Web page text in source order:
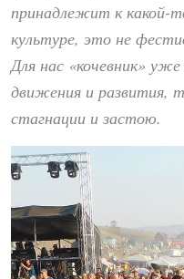
принадлежит к какой-
культуре, это не
Для нас «кочевник»
движения и развития,
стагнации и застою.